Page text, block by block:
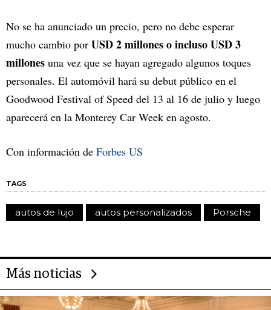
No se ha anunciado un precio, pero no debe esperar
mucho cambio por USD 2 millones o incluso USD 3
millones una vez que se hayan agregado algunos toques
personales. El automóvil hará su debut público en el
Goodwood Festival of Speed del 13 al 16 de julio y luego
aparecerá en la Monterey Car Week en agosto.
Con información de Forbes US
TAGS
autos de lujo autos personalizados Porsche
Más noticias